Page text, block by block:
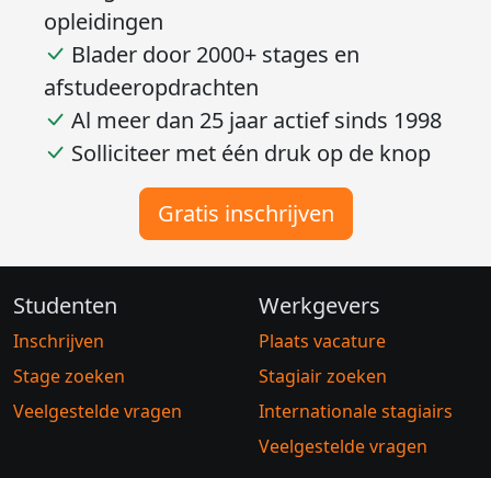
opleidingen
Blader door 2000+ stages en
afstudeeropdrachten
Al meer dan 25 jaar actief sinds 1998
Solliciteer met één druk op de knop
Gratis inschrijven
Studenten
Inschrijven
Stage zoeken
Veelgestelde vragen
Werkgevers
Plaats vacature
Stagiair zoeken
Internationale stagiairs
Veelgestelde vragen